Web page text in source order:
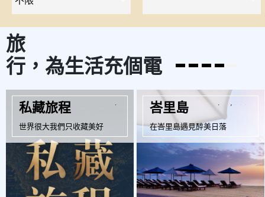
旅
行，為生活充個電
私藏旅程
世界很大我們只收藏美好
$ 起
峇里島
在峇里島遇見醉美日落
$27,900